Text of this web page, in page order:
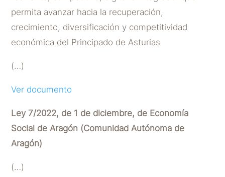
permita avanzar hacia la recuperación,
crecimiento, diversificación y competitividad
económica del Principado de Asturias
(…)
Ver documento
Ley 7/2022, de 1 de diciembre, de Economía
Social de Aragón (Comunidad Autónoma de
Aragón)
(…)